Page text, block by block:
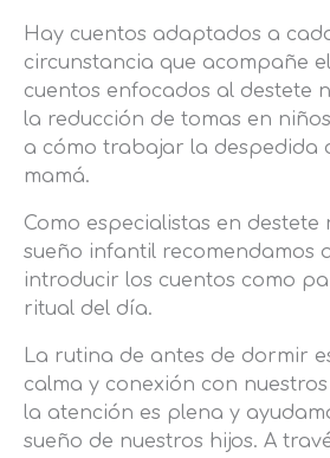
Hay cuentos adaptados a
circunstancia que acompañe
cuentos enfocados al destete
la reducción de tomas en
a cómo trabajar la despedida
mamá.
Como especialistas en destete
sueño infantil recomendamos
introducir los cuentos como
ritual del día.
La rutina de antes de dormir
calma y conexión con
la atención es plena y
sueño de nuestros hijos. A